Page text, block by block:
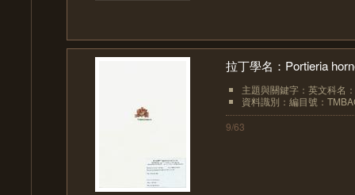
拉丁學名：Portieria
主題與關鍵字：英文科名
資料識別：編目號：
9/63